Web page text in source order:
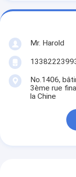
Mr. Harold
No.1406,
3ème rue
la Chine